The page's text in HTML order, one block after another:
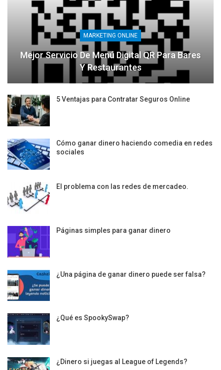
MARKETING ONLINE
Mejor Servicio De Menú Digital QR Para Bares
Y Restaurantes
5 Ventajas para Contratar Seguros Online
Cómo ganar dinero haciendo comedia en redes
sociales
El problema con las redes de mercadeo.
Páginas simples para ganar dinero
¿Una página de ganar dinero puede ser falsa?
¿Qué es SpookySwap?
¿Dinero si juegas al League of Legends?